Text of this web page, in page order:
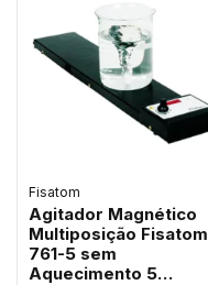
Fisatom
Agitador Magnético
Multiposição Fisatom
761-5 sem
Aquecimento 5